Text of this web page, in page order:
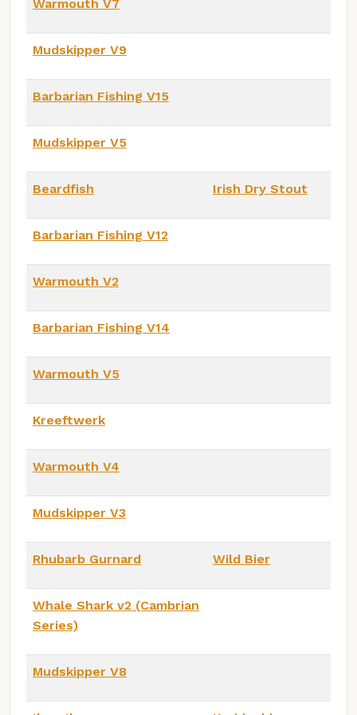
Warmouth V7
Mudskipper V9
Barbarian Fishing V15
Mudskipper V5
Beardfish Irish Dry Stout
Barbarian Fishing V12
Warmouth V2
Barbarian Fishing V14
Warmouth V5
Kreeftwerk
Warmouth V4
Mudskipper V3
Rhubarb Gurnard Wild Bier
Whale Shark v2 (Cambrian
Series)
Mudskipper V8